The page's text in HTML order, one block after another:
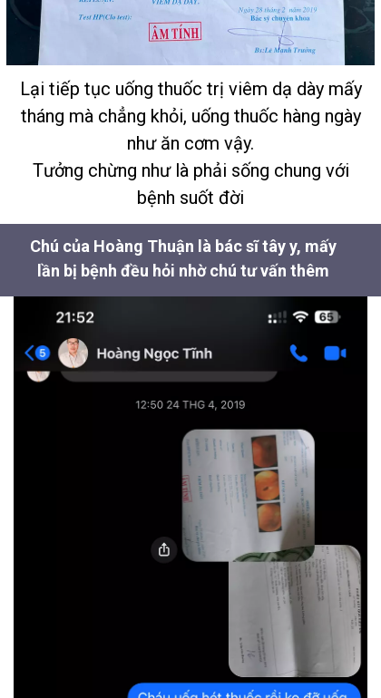
Lại tiếp tục uống thuốc trị viêm dạ dày mấy
tháng mà chẳng khỏi, uống thuốc hàng ngày
như ăn cơm vậy.
Tưởng chừng như là phải sống chung với
bệnh suốt đời
Chú của Hoàng Thuận là bác sĩ tây y, mấy
lần bị bệnh đều hỏi nhờ chú tư vấn thêm